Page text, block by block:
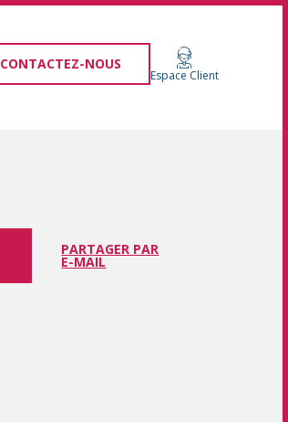
CONTACTEZ-NOUS
Espace Client
PARTAGER PAR
E-MAIL